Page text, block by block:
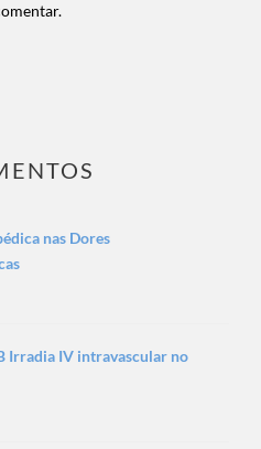
nas Dores
Irradia IV intravascular no